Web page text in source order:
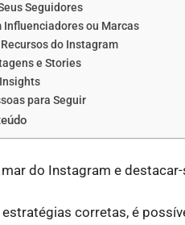
Seguidores
Influenciadores ou Marcas
do Instagram
e Stories
para Seguir
do Instagram e
corretas, é